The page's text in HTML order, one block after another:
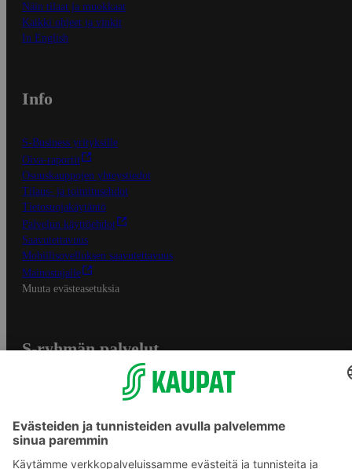
Näin tilaat ja muokkaat
Kaikki ohjeet ja vinkit
In English
Info
S-Business yrityksille
Oiva-raportit
Osuuskauppojen yhteystiedot
Tilaus- ja toimitusehdot
Tietosuojakäytäntö
Palvelun käyttöehdot
Saavutettavuus
Mobiilisovelluksen saavutettavuus
Mainostajalle
Muuta evästeasetuksia
S-ryhmän palvelut
Yhteishyvä Ruoka -sovellus
S-ostoslista -sovellus
Prisma.fi